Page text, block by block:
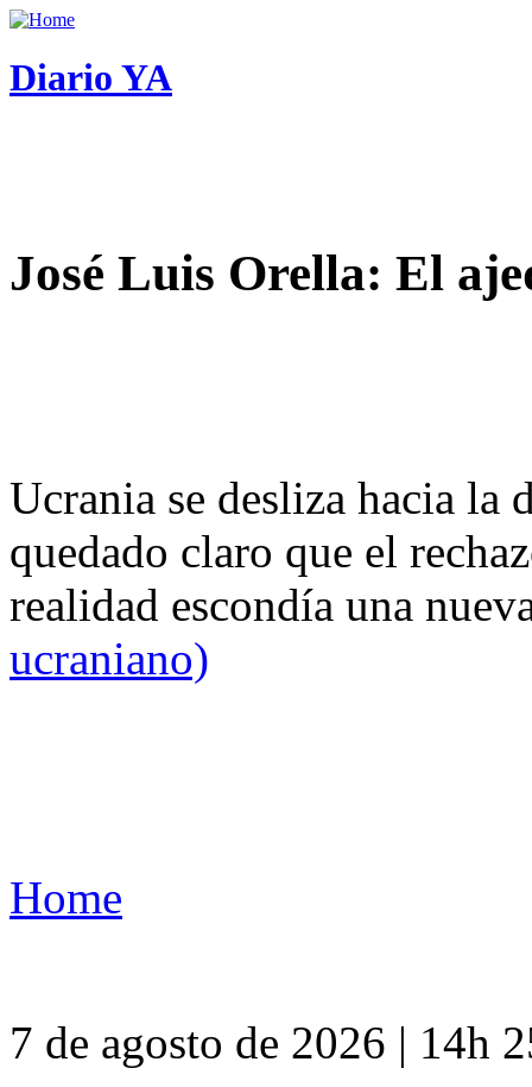
Diario YA
José Luis Orella: El
Ucrania se desliza hacia
quedado claro que el
realidad escondía una
ucraniano)
Home
7 de agosto de 2026 | 14h